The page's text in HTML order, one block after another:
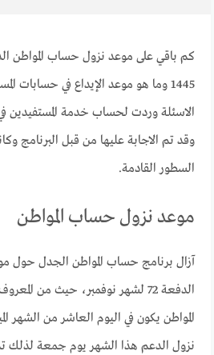
1445 وما هو موعد الإيداع في حسابات
الاسئلة وردت لحساب خدمة المستفيدين
وقد تم الاجابة عليها من قبل البرنامج
السطور القادمة.
موعد نزول حساب المواطن
آزال برنامج حساب المواطن الجدل حول
الدفعة 72 لشهر نوفمبر، حيث من
المواطن يكون في اليوم العاشر من الشهر
نزول الدعم هذا الشهر يوم جمعة لذلك